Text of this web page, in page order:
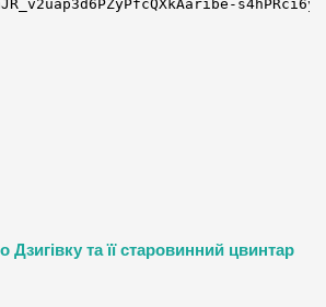
Дзигівку та її старовинний цвинтар